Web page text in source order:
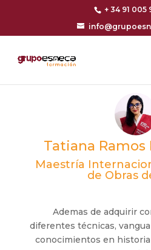
+ 34 91 005
Tatiana
Maestría
de Obras
Ademas de adquirir
diferentes técnicas,
conocimientos en historia